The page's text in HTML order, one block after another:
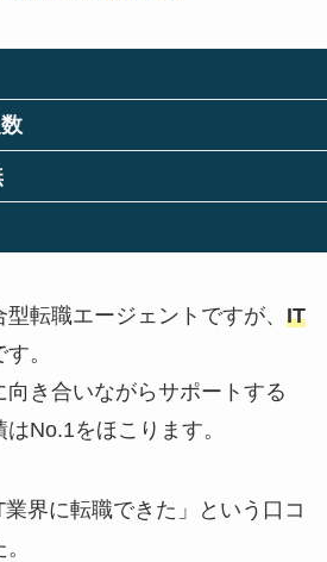
転職エージェントですが、 IT
。
き合いながらサポートする
No.1をほこります。
業界に転職できた」という口コ